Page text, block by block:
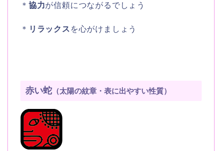
＊ 協力が信頼につながるでしょう
＊ リラックス を心がけましょう
赤い蛇 （太陽の紋章・表に出やすい性質）